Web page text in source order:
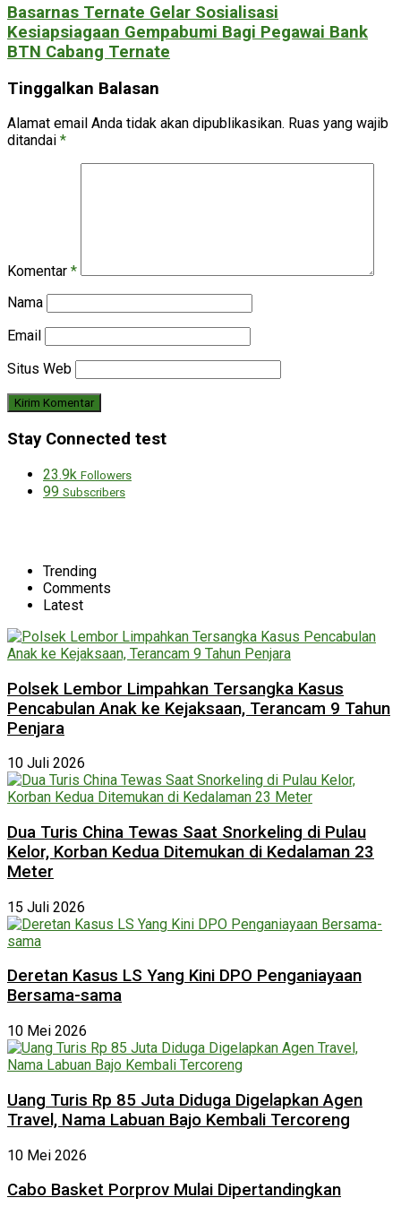
Basarnas Ternate Gelar Sosialisasi
Kesiapsiagaan Gempabumi Bagi Pegawai Bank
BTN Cabang Ternate
Tinggalkan Balasan
Alamat email Anda tidak akan dipublikasikan. Ruas yang wajib
ditandai *
Komentar *
Nama
Email
Situs Web
Stay Connected test
23.9k Followers
99 Subscribers
Trending
Comments
Latest
Polsek Lembor Limpahkan Tersangka Kasus
Pencabulan Anak ke Kejaksaan, Terancam 9 Tahun
Penjara
10 Juli 2026
Dua Turis China Tewas Saat Snorkeling di Pulau
Kelor, Korban Kedua Ditemukan di Kedalaman 23
Meter
15 Juli 2026
Deretan Kasus LS Yang Kini DPO Penganiayaan
Bersama-sama
10 Mei 2026
Uang Turis Rp 85 Juta Diduga Digelapkan Agen
Travel, Nama Labuan Bajo Kembali Tercoreng
10 Mei 2026
Cabo Basket Porprov Mulai Dipertandingkan